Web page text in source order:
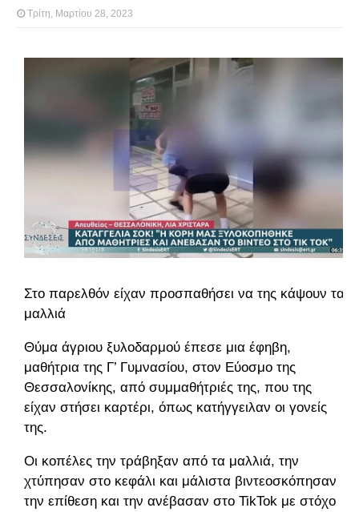
Τρίτη, Μαρτίου 28, 2023
Στο παρελθόν είχαν προσπαθήσει να της κάψουν τα
μαλλιά
Θύμα άγριου ξυλοδαρμού έπεσε μια έφηβη,
μαθήτρια της Γ’ Γυμνασίου, στον Εύοσμο της
Θεσσαλονίκης, από συμμαθήτριές της, που της
είχαν στήσει καρτέρι, όπως κατήγγειλαν οι γονείς
της.
Οι κοπέλες την τράβηξαν από τα μαλλιά, την
χτύπησαν στο κεφάλι και μάλιστα βιντεοσκόπησαν
την επίθεση και την ανέβασαν στο TikTok με στόχο